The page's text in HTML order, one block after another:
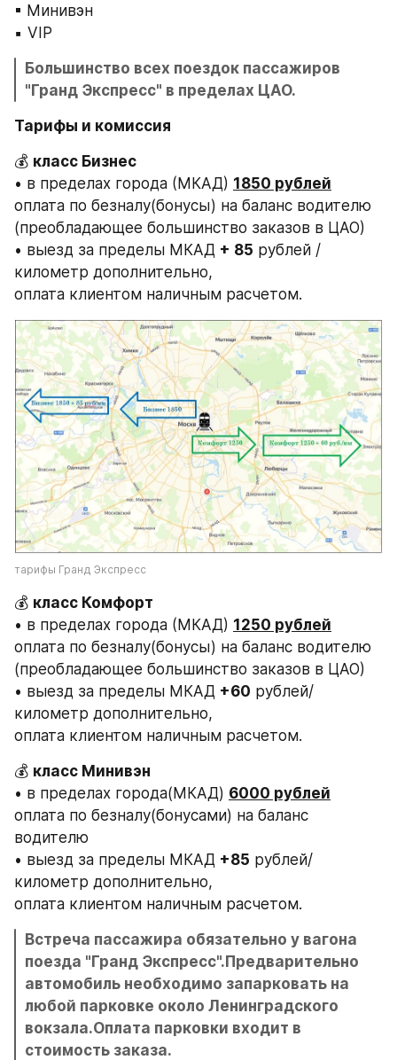
▪ Минивэн
▪ VIP
Большинство всех поездок пассажиров
"Гранд Экспресс" в пределах ЦАО.
Тарифы и комиссия
💰 класс Бизнес
• в пределах города (МКАД) 1850 рублей
оплата по безналу(бонусы) на баланс водителю
(преобладающее большинство заказов в ЦАО)
• выезд за пределы МКАД + 85 рублей /
километр дополнительно,
оплата клиентом наличным расчетом.
тарифы Гранд Экспресс
💰 класс Комфорт
• в пределах города (МКАД) 1250 рублей
оплата по безналу(бонусы) на баланс водителю
(преобладающее большинство заказов в ЦАО)
• выезд за пределы МКАД +60 рублей/
километр дополнительно,
оплата клиентом наличным расчетом.
💰 класс Минивэн
• в пределах города(МКАД) 6000 рублей
оплата по безналу(бонусами) на баланс
водителю
• выезд за пределы МКАД +85 рублей/
километр дополнительно,
оплата клиентом наличным расчетом.
Встреча пассажира обязательно у вагона
поезда "Гранд Экспресс".Предварительно
автомобиль необходимо запарковать на
любой парковке около Ленинградского
вокзала.Оплата парковки входит в
стоимость заказа.